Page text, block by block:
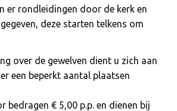
er rondleidingen door de kerk en
deze starten telkens om
over de gewelven dient u zich aan
een beperkt aantal plaatsen
bedragen € 5,00 p.p. en dienen bij